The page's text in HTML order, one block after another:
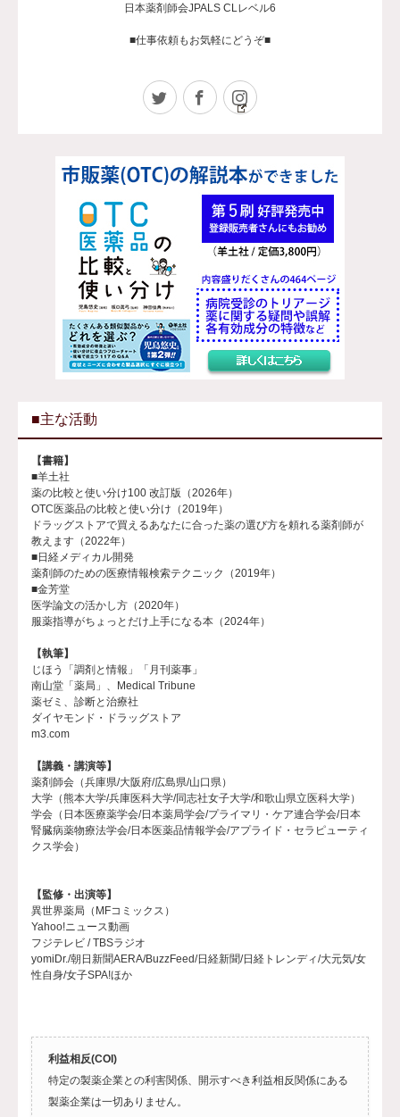
日本薬剤師会JPALS CLレベル6
■仕事依頼もお気軽にどうぞ■
Twitter Facebook
■主な活動
【書籍】
■羊土社
薬の比較と使い分け100 改訂版（2026年）
OTC医薬品の比較と使い分け（2019年）
ドラッグストアで買えるあなたに合った薬の選び方を頼れる薬剤師が
教えます（2022年）
■日経メディカル開発
薬剤師のための医療情報検索テクニック（2019年）
■金芳堂
医学論文の活かし方（2020年）
服薬指導がちょっとだけ上手になる本（2024年）
【執筆】
じほう「調剤と情報」「月刊薬事」
南山堂「薬局」、Medical Tribune
薬ゼミ、診断と治療社
ダイヤモンド・ドラッグストア
m3.com
【講義・講演等】
薬剤師会（兵庫県/大阪府/広島県/山口県）
大学（熊本大学/兵庫医科大学/同志社女子大学/和歌山県立医科大学）
学会（日本医療薬学会/日本薬局学会/プライマリ・ケア連合学会/日本
腎臓病薬物療法学会/日本医薬品情報学会/アプライド・セラピューティ
クス学会）
【監修・出演等】
異世界薬局（MFコミックス）
Yahoo!ニュース動画
フジテレビ / TBSラジオ
yomiDr./朝日新聞AERA/BuzzFeed/日経新聞/日経トレンディ/大元気/女
性自身/女子SPA!ほか
利益相反(COI)
特定の製薬企業との利害関係、開示すべき利益相反関係にある
製薬企業は一切ありません。